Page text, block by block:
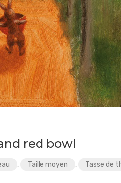
red bowl
, Taille moyen , Tasse de